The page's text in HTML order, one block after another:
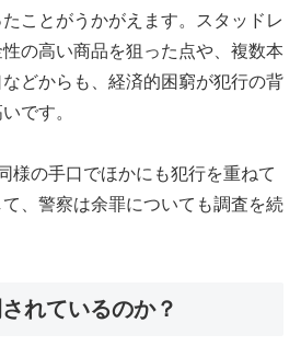
ことがうかがえます。スタッドレ
の高い商品を狙った点や、複数本
どからも、経済的困窮が犯行の背
です。
様の手口でほかにも犯行を重ねて
、警察は余罪についても調査を続
れているのか？